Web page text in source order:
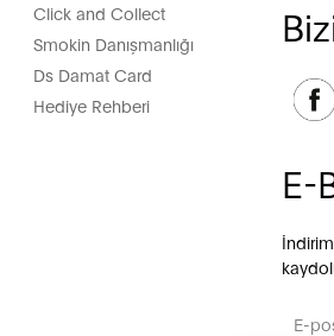
Click and Collect
Smokin Danışmanlığı
Ds Damat Card
Hediye Rehberi
E-